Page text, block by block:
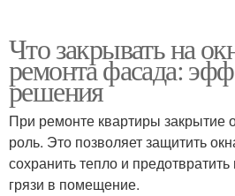
Что закрывать на
ремонта фасада:
решения
При ремонте квартиры закрытие
роль. Это позволяет защитить
сохранить тепло и
грязи в помещение.